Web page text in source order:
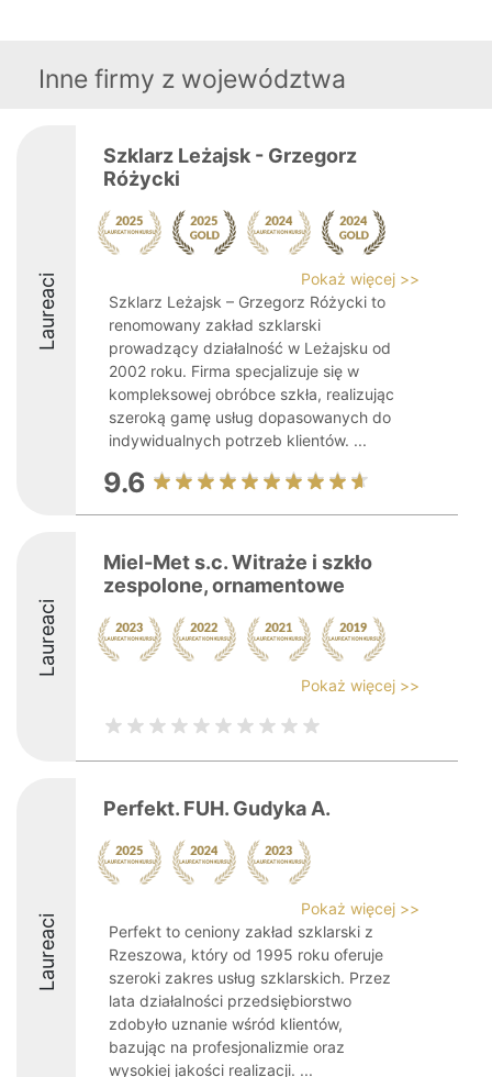
Inne firmy z województwa
Laureaci
Szklarz Leżajsk - Grzegorz
Różycki
Pokaż więcej >>
Szklarz Leżajsk – Grzegorz Różycki to
renomowany zakład szklarski
prowadzący działalność w Leżajsku od
2002 roku. Firma specjalizuje się w
kompleksowej obróbce szkła, realizując
szeroką gamę usług dopasowanych do
indywidualnych potrzeb klientów. ...
9.6
Laureaci
Miel-Met s.c. Witraże i szkło
zespolone, ornamentowe
Pokaż więcej >>
Laureaci
Perfekt. FUH. Gudyka A.
Pokaż więcej >>
Perfekt to ceniony zakład szklarski z
Rzeszowa, który od 1995 roku oferuje
szeroki zakres usług szklarskich. Przez
lata działalności przedsiębiorstwo
zdobyło uznanie wśród klientów,
bazując na profesjonalizmie oraz
wysokiej jakości realizacji. ...